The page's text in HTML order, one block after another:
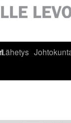
Lähetys